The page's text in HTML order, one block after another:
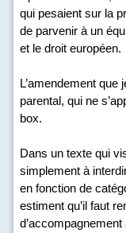
qui pesaient sur la
de parvenir à un
et le droit européen.
L’amendement que
parental, qui ne
box.
Dans un texte qui
simplement à
en fonction de
estiment qu’il faut